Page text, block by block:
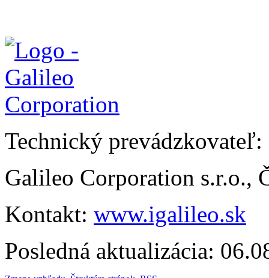
Technický prevádzkovateľ:
Galileo Corporation s.r.o.,
Kontakt: www.igalileo.sk
Posledná aktualizácia: